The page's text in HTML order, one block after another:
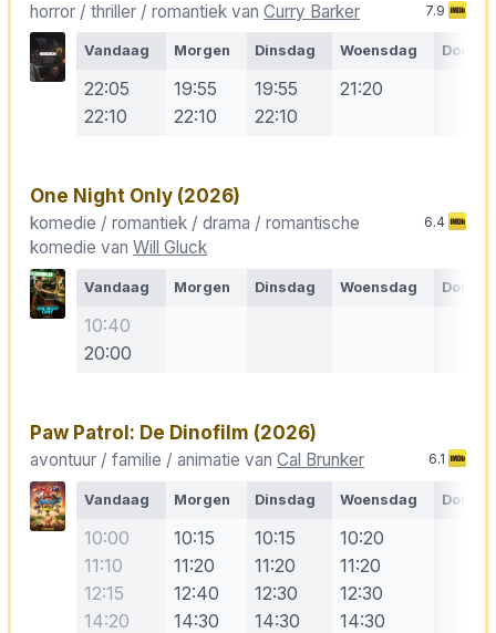
horror / thriller / romantiek van Curry Barker 7.9
Vandaag Morgen Dinsdag Woensdag
22:05
22:10
19:55
22:10
19:55
22:10
21:20
One Night Only (2026)
komedie / romantiek / drama / romantische
komedie van Will Gluck
6.4
Vandaag Morgen Dinsdag Woensdag
10:40
20:00
Paw Patrol: De Dinofilm (2026)
avontuur / familie / animatie van Cal Brunker 6.1
Vandaag Morgen Dinsdag Woensdag
10:00
11:10
12:15
14:20
10:15
11:20
12:40
14:30
10:15
11:20
12:30
14:30
10:20
11:20
12:30
14:30